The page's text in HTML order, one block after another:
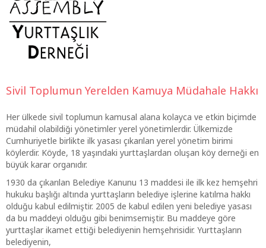
Sivil Toplumun Yerelden Kamuya Müdahale Hakkı
Her ülkede sivil toplumun kamusal alana kolayca ve etkin biçimde
müdahil olabildiği yönetimler yerel yönetimlerdir. Ülkemizde
Cumhuriyetle birlikte ilk yasası çıkarılan yerel yönetim birimi
köylerdir. Köyde, 18 yaşındaki yurttaşlardan oluşan köy derneği en
büyük karar organıdır.
1930 da çıkarılan Belediye Kanunu 13 maddesi ile ilk kez hemşehri
hukuku başlığı altında yurttaşların belediye işlerine katılma hakkı
olduğu kabul edilmiştir. 2005 de kabul edilen yeni belediye yasası
da bu maddeyi olduğu gibi benimsemiştir. Bu maddeye göre
yurttaşlar ikamet ettiği belediyenin hemşehrisidir. Yurttaşların
belediyenin,